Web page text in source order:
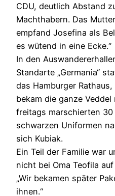
CDU, deutlich Abstand
Machthabern. Das
empfand Josefina als
es wütend in eine Ecke.“
In den
Standarte „Germania“
das Hamburger
bekam die ganze
freitags marschierten 30
schwarzen Uniformen
sich Kubiak.
Ein Teil der Familie war
nicht bei Oma Teofila
„Wir bekamen später
ihnen.“